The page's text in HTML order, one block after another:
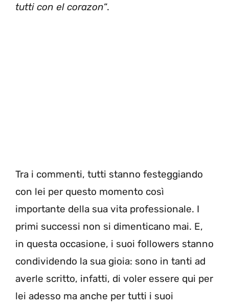
tutti con el corazon“.
Tra i commenti, tutti stanno festeggiando
con lei per questo momento così
importante della sua vita professionale. I
primi successi non si dimenticano mai. E,
in questa occasione, i suoi followers stanno
condividendo la sua gioia: sono in tanti ad
averle scritto, infatti, di voler essere qui per
lei adesso ma anche per tutti i suoi